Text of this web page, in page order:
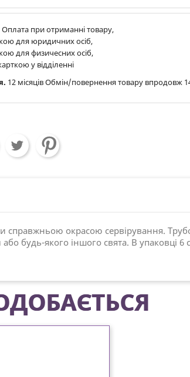
Оплата при отриманні товару,
для юридичних осіб,
для физичесних осіб,
у відділенні
12 місяців Обмін/повернення товару впродовж
справжньою окрасою сервірування.
будь-якого іншого свята. В упаковці 6